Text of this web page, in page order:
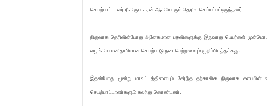
செயற்பாட்டாளர் ரீ.கிருபாகரன் ஆகியோரும் தெரிவு செய்யப்பட்டிருந்தனர்.
நிருவாக தெரிவின்போது அனேகமான பதவிகளுக்கு இருவரது பெயர்கள்
வழங்கிய மனிதாபிமான செயற்பாடு நடைபெற்றமையும் குறிப்பிடத்தக்கது.
இதன்போது மூன்று மாவட்டத்தினையும் சேர்ந்த தற்காலிக நிருவாக
செயற்பாட்டாளர்களும் கலந்து கொண்டனர்.